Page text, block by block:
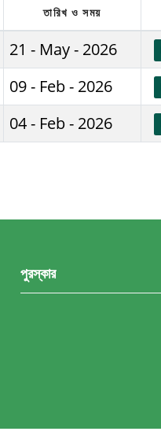
তারিখ ও সময়
21 - May - 2026
09 - Feb - 2026
04 - Feb - 2026
পুরস্কার